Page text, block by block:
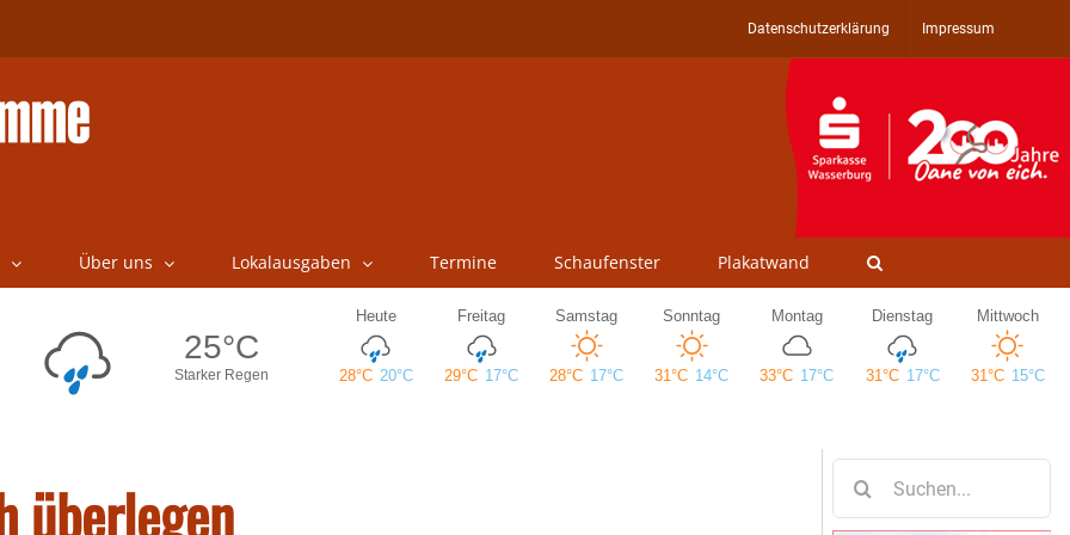
Datenschutzerklärung Impressum
Über uns Lokalausgaben Termine Schaufenster Plakatwand
überlegen
nach: